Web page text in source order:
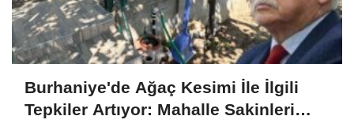
Burhaniye'de Ağaç Kesimi İle İlgili
Tepkiler Artıyor: Mahalle Sakinleri